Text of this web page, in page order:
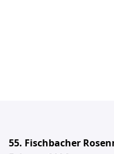
55. Fischbacher